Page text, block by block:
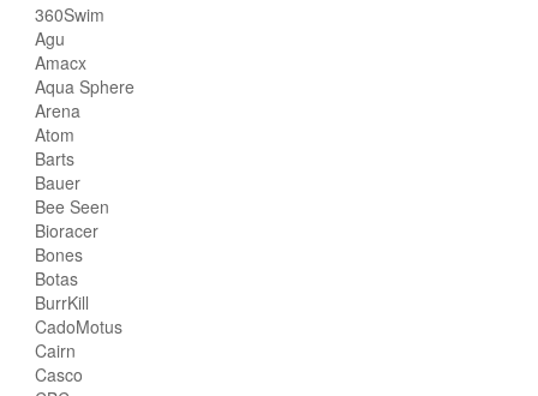
360Swim
Agu
Amacx
Aqua Sphere
Arena
Atom
Barts
Bauer
Bee Seen
Bioracer
Bones
Botas
BurrKill
CadoMotus
Cairn
Casco